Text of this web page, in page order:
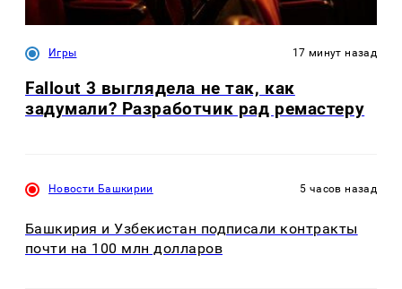
Игры 17 минут назад
Fallout 3 выглядела не так, как
задумали? Разработчик рад ремастеру
Новости Башкирии 5 часов назад
Башкирия и Узбекистан подписали контракты
почти на 100 млн долларов